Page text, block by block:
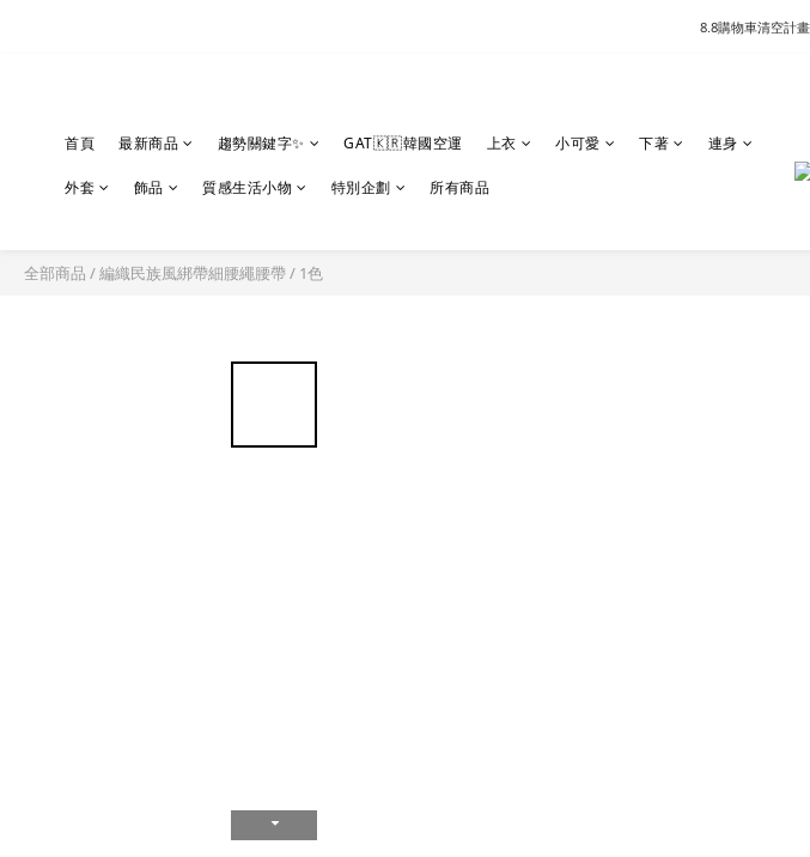
8.8購物車清空計
首頁 最新商品 趨勢關鍵字✨ GAT🇰🇷韓國空運 上衣 小可愛 下著 連身
外套 飾品 質感生活小物 特別企劃 所有商品
全部商品 /編織民族風綁帶細腰繩腰帶 / 1色